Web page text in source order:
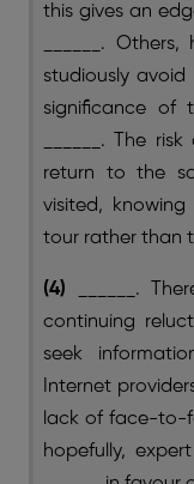
this gives an
______.
studiously avoid
significance of
______. The
return to the
visited,
tour rather than
(4) ______.
continuing
seek
Internet
lack of face-to-
hopefully,